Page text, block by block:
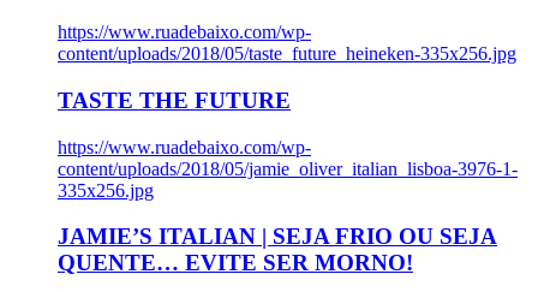
https://www.ruadebaixo.com/wp-
content/uploads/2018/05/taste_future_heineken-335x256.jpg
TASTE THE FUTURE
https://www.ruadebaixo.com/wp-
content/uploads/2018/05/jamie_oliver_italian_lisboa-3976-1-
335x256.jpg
JAMIE’S ITALIAN | SEJA FRIO OU SEJA
QUENTE… EVITE SER MORNO!